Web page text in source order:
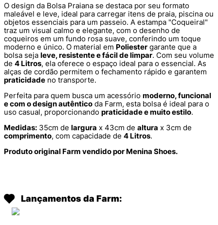
O design da Bolsa Praiana se destaca por seu formato
maleável e leve, ideal para carregar itens de praia, piscina ou
objetos essenciais para um passeio. A estampa "Coqueiral"
traz um visual calmo e elegante, com o desenho de
coqueiros em um fundo rosa suave, conferindo um toque
moderno e único. O material em Poliester garante que a
bolsa seja leve, resistente e fácil de limpar. Com seu volume
de 4 Litros, ela oferece o espaço ideal para o essencial. As
alças de cordão permitem o fechamento rápido e garantem
praticidade no transporte.
Perfeita para quem busca um acessório moderno, funcional
e com o design autêntico da Farm, esta bolsa é ideal para o
uso casual, proporcionando praticidade e muito estilo.
Medidas: 35cm de largura x 43cm de altura x 3cm de
comprimento, com capacidade de 4 Litros.
Produto original Farm vendido por Menina Shoes.
Lançamentos da Farm: